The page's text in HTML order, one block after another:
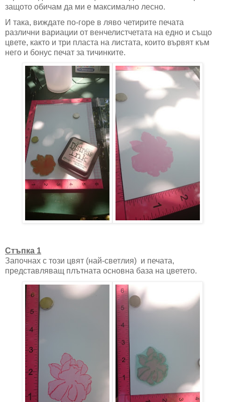
защото обичам да ми е максимално лесно.
И така, виждате по-горе в ляво четирите печата
различни вариации от венчелистчетата на едно и също
цвете, както и три пласта на листата, които вървят към
него и бонус печат за тичинките.
Стъпка 1
Започнах с този цвят (най-светлия) и печата,
представляващ плътната основна база на цветето.